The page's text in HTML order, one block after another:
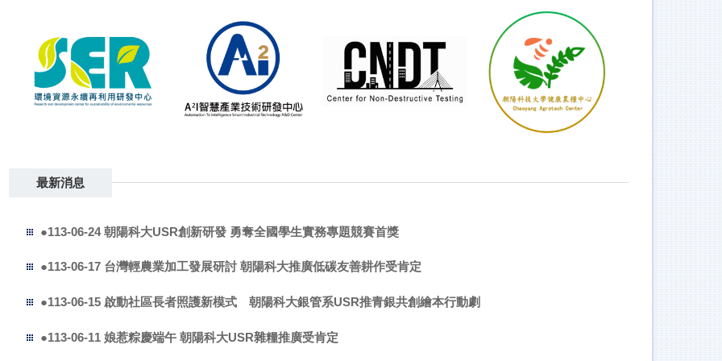
最新消息
●113-06-24 朝陽科大USR創新研發 勇奪全國學生實務專題競賽首獎
●113-06-17 台灣輕農業加工發展研討 朝陽科大推廣低碳友善耕作受肯定
●113-06-15 啟動社區長者照護新模式 朝陽科大銀管系USR推青銀共創繪本行動劇
●113-06-11 娘惹粽慶端午 朝陽科大USR雜糧推廣受肯定